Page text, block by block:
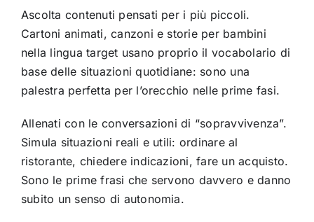
Ascolta contenuti pensati per i più piccoli.
Cartoni animati, canzoni e storie per bambini
nella lingua target usano proprio il vocabolario di
base delle situazioni quotidiane: sono una
palestra perfetta per l’orecchio nelle prime fasi.
Allenati con le conversazioni di “sopravvivenza”.
Simula situazioni reali e utili: ordinare al
ristorante, chiedere indicazioni, fare un acquisto.
Sono le prime frasi che servono davvero e danno
subito un senso di autonomia.